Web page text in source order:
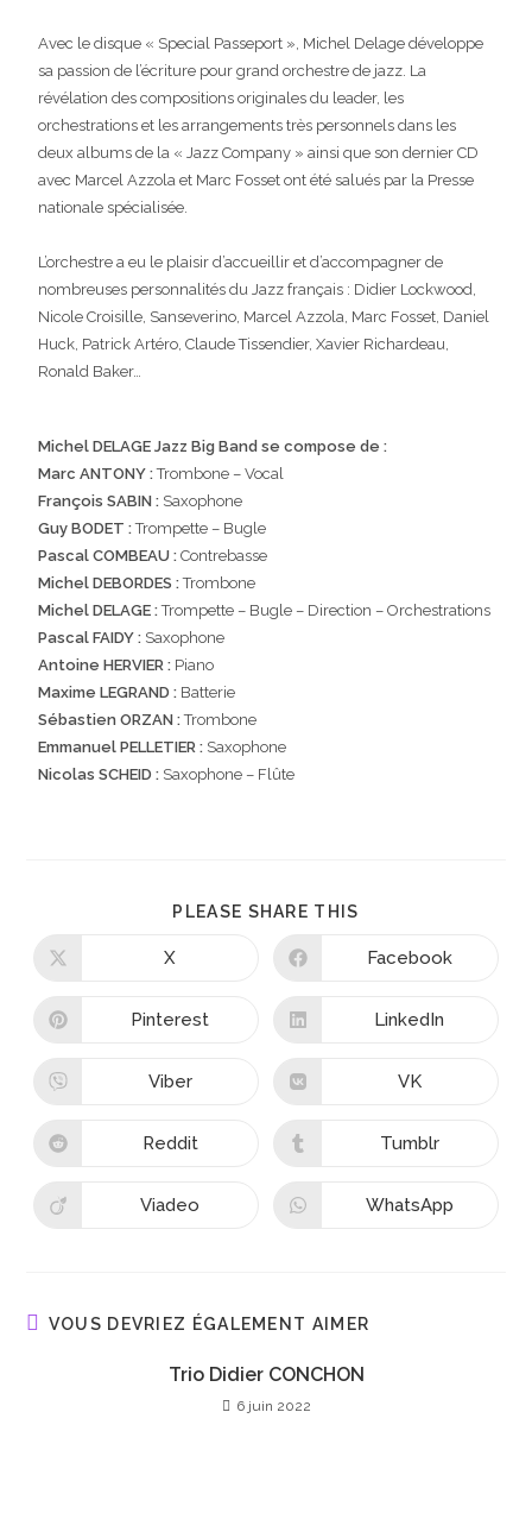
Avec le disque « Special Passeport », Michel Delage développe
sa passion de l’écriture pour grand orchestre de jazz. La
révélation des compositions originales du leader, les
orchestrations et les arrangements très personnels dans les
deux albums de la « Jazz Company » ainsi que son dernier CD
avec Marcel Azzola et Marc Fosset ont été salués par la Presse
nationale spécialisée.
L’orchestre a eu le plaisir d’accueillir et d’accompagner de
nombreuses personnalités du Jazz français : Didier Lockwood,
Nicole Croisille, Sanseverino, Marcel Azzola, Marc Fosset, Daniel
Huck, Patrick Artéro, Claude Tissendier, Xavier Richardeau,
Ronald Baker…
Michel DELAGE Jazz Big Band se compose de :
Marc ANTONY :Trombone – Vocal
François SABIN : Saxophone
Guy BODET :Trompette – Bugle
Pascal COMBEAU : Contrebasse
Michel DEBORDES :Trombone
Michel DELAGE :Trompette – Bugle – Direction – Orchestrations
Pascal FAIDY : Saxophone
Antoine HERVIER : Piano
Maxime LEGRAND : Batterie
Sébastien ORZAN :Trombone
Emmanuel PELLETIER : Saxophone
Nicolas SCHEID : Saxophone – Flûte
PLEASE SHARE THIS
X Facebook
Pinterest LinkedIn
Viber VK
Reddit Tumblr
Viadeo WhatsApp
VOUS DEVRIEZ ÉGALEMENT AIMER
Trio Didier CONCHON
6 juin 2022